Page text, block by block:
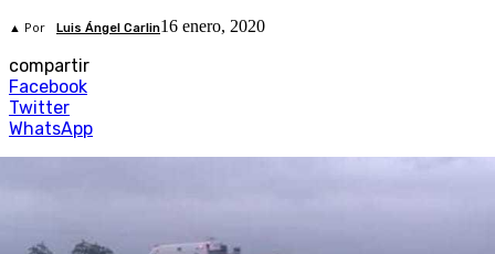
▲ Por Luis Ángel Carlin16 enero, 2020
compartir
Facebook
Twitter
WhatsApp